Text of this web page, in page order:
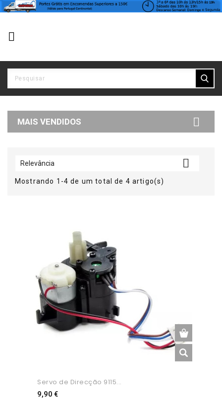

MAIS VENDIDOS 
Relevância 
Mostrando 1-4 de um total de 4 artigo(s)
Servo de Direcção 9115...
9,90 €Preço